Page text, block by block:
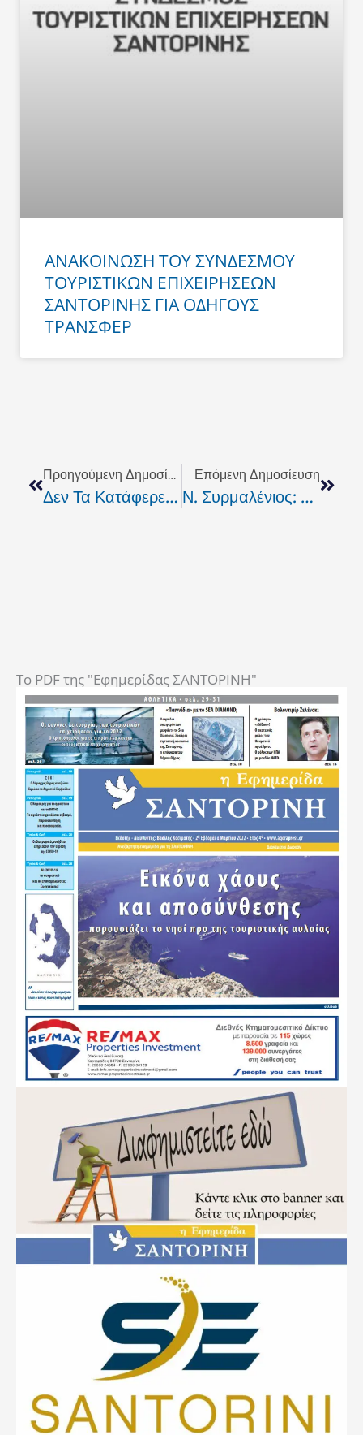
ΑΝΑΚΟΙΝΩΣΗ ΤΟΥ ΣΥΝΔΕΣΜΟΥ
ΤΟΥΡΙΣΤΙΚΩΝ ΕΠΙΧΕΙΡΗΣΕΩΝ
ΣΑΝΤΟΡΙΝΗΣ ΓΙΑ ΟΔΗΓΟΥΣ
ΤΡΑΝΣΦΕΡ
Προηγούμενη Δημοσίευση
Δεν Τα Κατάφερε Να Βρεθεί Σε Έναν Ακόμα Τελικό Η Κ16 Του Πανθηραϊκού
Επόμενη Δημοσίευση
Ν. Συρμαλένιος: Αίτημα Για Λειτουργία Των Περιφερειακών Ιατρείων Αδάμαντα Και Πολλωνίων
To PDF της "Εφημερίδας ΣΑΝΤΟΡΙΝΗ"